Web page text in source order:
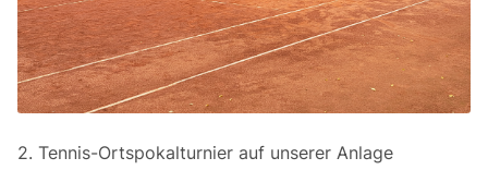
2. Tennis-Ortspokalturnier auf unserer Anlage